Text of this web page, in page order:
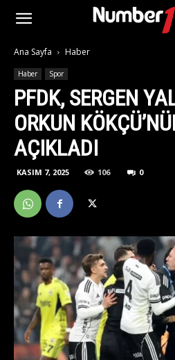
Ana Sayfa Haber
Haber Spor
PFDK, SERGEN
ORKUN
AÇIKLADI
KASIM 7, 2025 106 0